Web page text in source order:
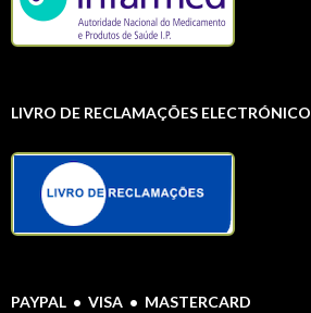
LIVRO DE RECLAMAÇÕES ELECTRÓNICO
PAYPAL • VISA • MASTERCARD